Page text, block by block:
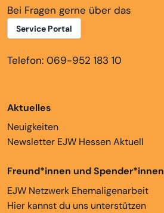
Bei Fragen gerne über das
Service Portal
Telefon: 069-952 183 10
Aktuelles
Neuigkeiten
Newsletter EJW Hessen Aktuell
Freund*innen und Spender*innen
EJW Netzwerk Ehemaligenarbeit
Hier kannst du uns unterstützen